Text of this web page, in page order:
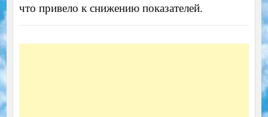
что привело к снижению показателей.